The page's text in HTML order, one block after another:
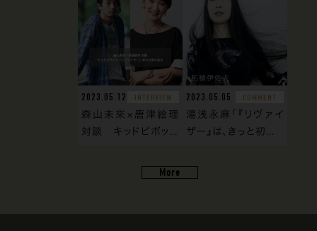
2023.05.12
INTERVIEW
森山未來×唐津絵理
対談 キッドピボッ...
©︎柘植伊佐夫
2023.05.05
COMMENT
湯浅永麻「『リヴァイ
ザー』は、きっと初...
More